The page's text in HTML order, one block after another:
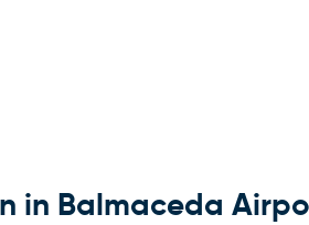
in Balmaceda